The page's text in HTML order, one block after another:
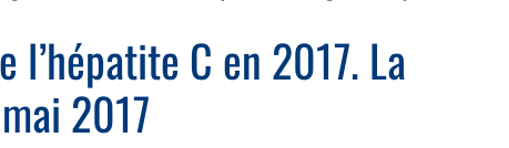
l’hépatite C en 2017. La
2017